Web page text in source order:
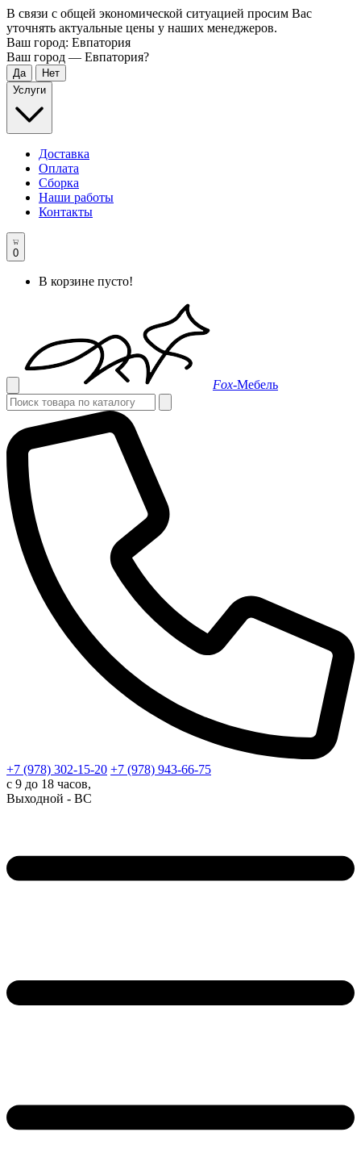
В связи с общей экономической ситуацией просим Вас
уточнять актуальные цены у наших менеджеров.
Ваш город: Евпатория
Ваш город — Евпатория?
Услуги
Доставка
Оплата
Сборка
Наши работы
Контакты
0
В корзине пусто!
Fox-Мебель
+7 (978) 302-15-20 +7 (978) 943-66-75
с 9 до 18 часов,
Выходной - ВС